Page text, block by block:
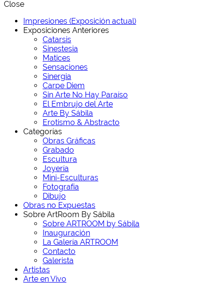
Close
Impresiones (Exposición actual)
Exposiciones Anteriores
Catarsis
Sinestesia
Matices
Sensaciones
Sinergia
Carpe Diem
Sin Arte No Hay Paraíso
El Embrujo del Arte
Arte By Sábila
Erotismo & Abstracto
Categorías
Obras Gráficas
Grabado
Escultura
Joyería
Mini-Esculturas
Fotografía
Dibujo
Obras no Expuestas
Sobre ArtRoom By Sábila
Sobre ARTROOM by Sábila
Inauguración
La Galería ARTROOM
Contacto
Galerista
Artistas
Arte en Vivo